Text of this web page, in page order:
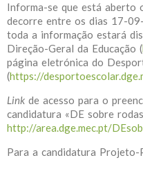
Informa-se que está aberto
decorre entre os dias 17-
toda a informação estará
Direção-Geral da Educação (
página eletrónica do
(https://
Link de acesso para o
candidatura «DE sobre
http://area.dge.mec.pt/
Para a candidatura